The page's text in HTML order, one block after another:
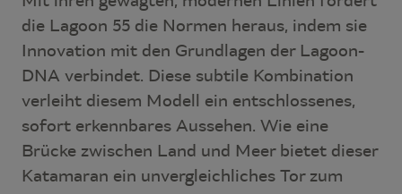
die Lagoon 55 die Normen heraus, indem sie
Innovation mit den Grundlagen der Lagoon-
DNA verbindet. Diese subtile Kombination
verleiht diesem Modell ein entschlossenes,
sofort erkennbares Aussehen. Wie eine
Brücke zwischen Land und Meer bietet dieser
Katamaran ein unvergleichliches Tor zum